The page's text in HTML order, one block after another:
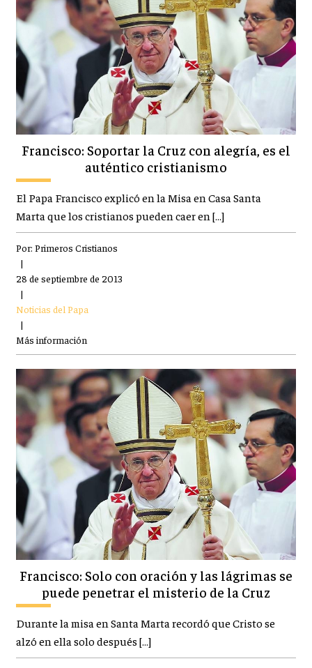
Francisco: Soportar la Cruz con alegría, es el
auténtico cristianismo
El Papa Francisco explicó en la Misa en Casa Santa
Marta que los cristianos pueden caer en […]
Por: Primeros Cristianos
|
28 de septiembre de 2013
|
Noticias del Papa
|
Más información
Francisco: Solo con oración y las lágrimas se
puede penetrar el misterio de la Cruz
Durante la misa en Santa Marta recordó que Cristo se
alzó en ella solo después […]